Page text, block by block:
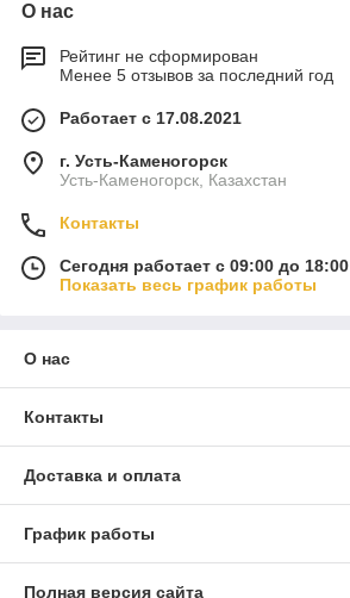
О нас
Рейтинг не сформирован
Менее 5 отзывов за последний год
Работает с 17.08.2021
г. Усть-Каменогорск
Усть-Каменогорск, Казахстан
Контакты
Сегодня работает с 09:00 до 18:00
Показать весь график работы
О нас
Контакты
Доставка и оплата
График работы
Полная версия сайта